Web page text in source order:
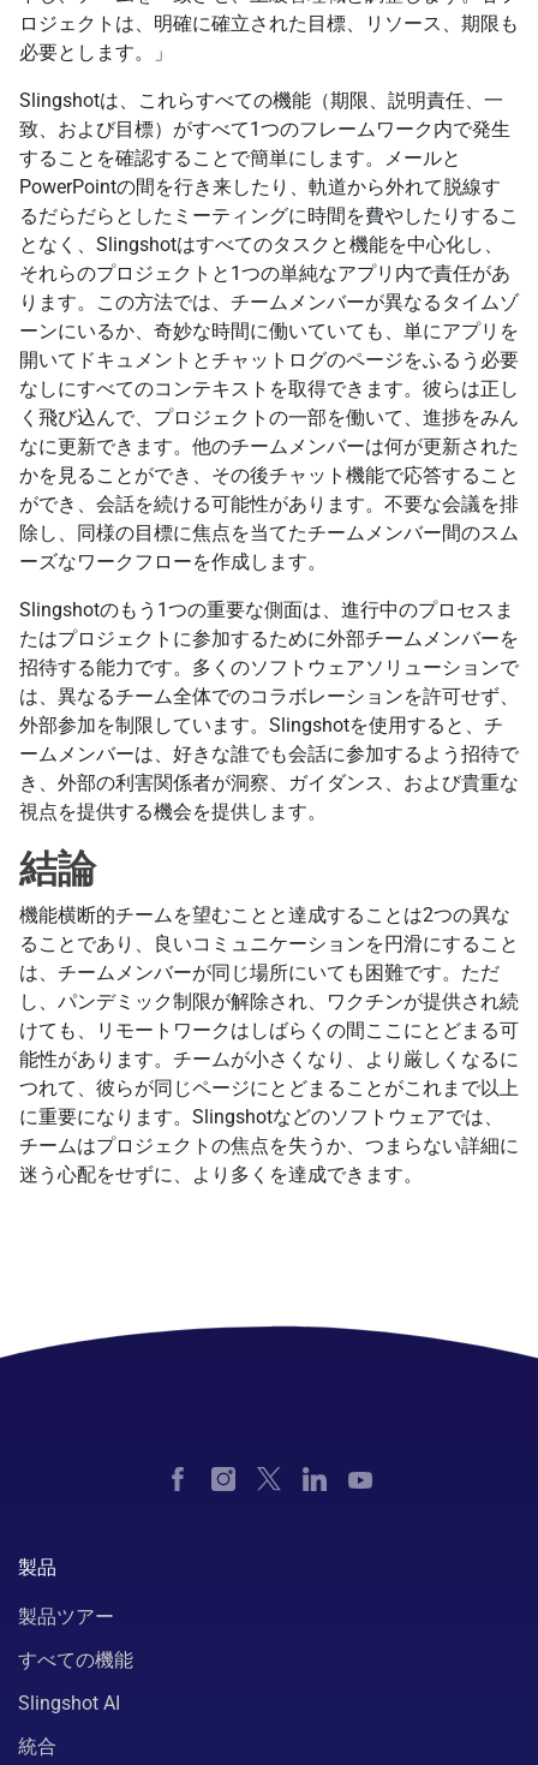
ロジェクトは、明確に確立された目標、リソース、期限も
必要とします。」
Slingshotは、これらすべての機能（期限、説明責任、一
致、および目標）がすべて1つのフレームワーク内で発生
することを確認することで簡単にします。メールと
PowerPointの間を行き来したり、軌道から外れて脱線す
るだらだらとしたミーティングに時間を費やしたりするこ
となく、Slingshotはすべてのタスクと機能を中心化し、
それらのプロジェクトと1つの単純なアプリ内で責任があ
ります。この方法では、チームメンバーが異なるタイムゾ
ーンにいるか、奇妙な時間に働いていても、単にアプリを
開いてドキュメントとチャットログのページをふるう必要
なしにすべてのコンテキストを取得できます。彼らは正し
く飛び込んで、プロジェクトの一部を働いて、進捗をみん
なに更新できます。他のチームメンバーは何が更新された
かを見ることができ、その後チャット機能で応答すること
ができ、会話を続ける可能性があります。不要な会議を排
除し、同様の目標に焦点を当てたチームメンバー間のスム
ーズなワークフローを作成します。
Slingshotのもう1つの重要な側面は、進行中のプロセスま
たはプロジェクトに参加するために外部チームメンバーを
招待する能力です。多くのソフトウェアソリューションで
は、異なるチーム全体でのコラボレーションを許可せず、
外部参加を制限しています。Slingshotを使用すると、チ
ームメンバーは、好きな誰でも会話に参加するよう招待で
き、外部の利害関係者が洞察、ガイダンス、および貴重な
視点を提供する機会を提供します。
結論
機能横断的チームを望むことと達成することは2つの異な
ることであり、良いコミュニケーションを円滑にすること
は、チームメンバーが同じ場所にいても困難です。ただ
し、パンデミック制限が解除され、ワクチンが提供され続
けても、リモートワークはしばらくの間ここにとどまる可
能性があります。チームが小さくなり、より厳しくなるに
つれて、彼らが同じページにとどまることがこれまで以上
に重要になります。Slingshotなどのソフトウェアでは、
チームはプロジェクトの焦点を失うか、つまらない詳細に
迷う心配をせずに、より多くを達成できます。
製品
製品ツアー
すべての機能
Slingshot AI
統合